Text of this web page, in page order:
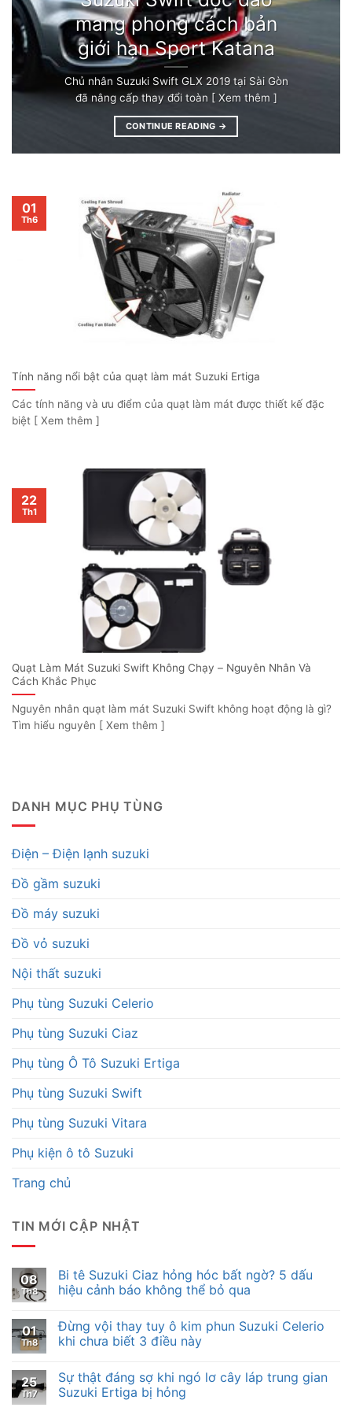
mang phong cách bản
giới hạn Sport Katana
Chủ nhân Suzuki Swift GLX 2019 tại Sài Gòn
đã nâng cấp thay đổi toàn [ Xem thêm ]
CONTINUE READING →
Tính năng nổi bật của quạt làm mát Suzuki Ertiga
Các tính năng và ưu điểm của quạt làm mát được thiết kế đặc
biệt [ Xem thêm ]
01
Th6
Quạt Làm Mát Suzuki Swift Không Chạy – Nguyên Nhân Và
Cách Khắc Phục
Nguyên nhân quạt làm mát Suzuki Swift không hoạt động là gì?
Tìm hiểu nguyên [ Xem thêm ]
22
Th1
DANH MỤC PHỤ TÙNG
Điện – Điện lạnh suzuki
Đồ gầm suzuki
Đồ máy suzuki
Đồ vỏ suzuki
Nội thất suzuki
Phụ tùng Suzuki Celerio
Phụ tùng Suzuki Ciaz
Phụ tùng Ô Tô Suzuki Ertiga
Phụ tùng Suzuki Swift
Phụ tùng Suzuki Vitara
Phụ kiện ô tô Suzuki
Trang chủ
TIN MỚI CẬP NHẬT
08
Th8
Bi tê Suzuki Ciaz hỏng hóc bất ngờ? 5 dấu
hiệu cảnh báo không thể bỏ qua
01
Th8
Đừng vội thay tuy ô kim phun Suzuki Celerio
khi chưa biết 3 điều này
25
Th7
Sự thật đáng sợ khi ngó lơ cây láp trung gian
Suzuki Ertiga bị hỏng